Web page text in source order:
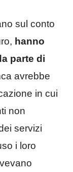
sul conto
hanno
parte di
avrebbe
in cui
non
servizi
i loro